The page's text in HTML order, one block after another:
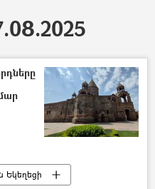
Եկեղեցի